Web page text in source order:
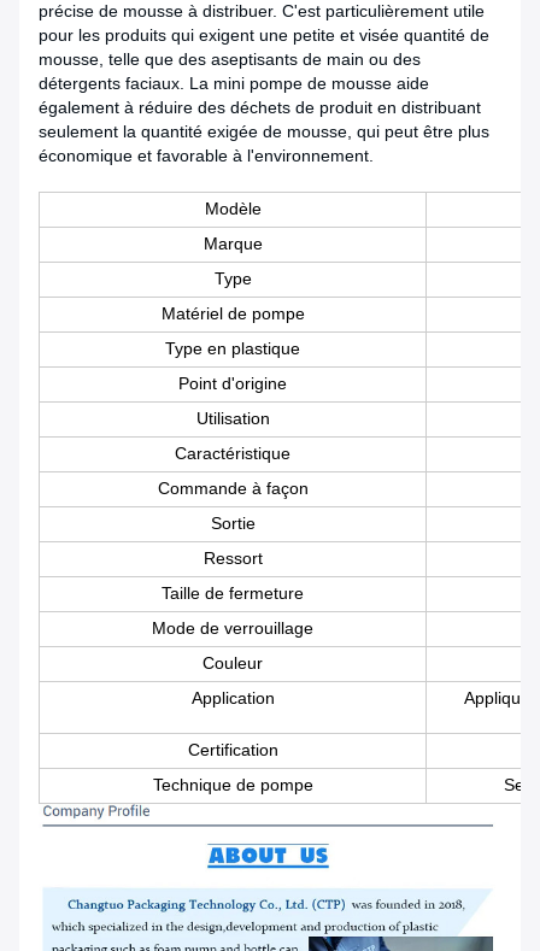
précise de mousse à distribuer. C'est particulièrement utile
pour les produits qui exigent une petite et visée quantité de
mousse, telle que des aseptisants de main ou des
détergents faciaux. La mini pompe de mousse aide
également à réduire des déchets de produit en distribuant
seulement la quantité exigée de mousse, qui peut être plus
économique et favorable à l'environnement.
Modèle
Marque
Type
Matériel de pompe
Type en plastique
Point d'origine
Utilisation
Caractéristique
Commande à façon
Sortie
Ressort
Taille de fermeture
Mode de verrouillage
Couleur
Application
Certification
Technique de pompe
Se